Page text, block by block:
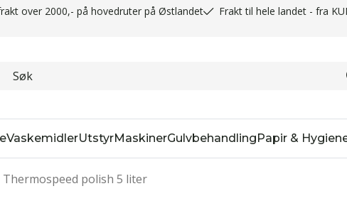
over 2000,- på hovedruter på Østlandet
Frakt til hele landet - fra
VaskemidlerUtstyrMaskinerGulvbehandlingPapir &
Thermospeed polish 5 liter